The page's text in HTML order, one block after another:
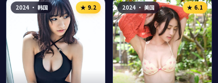
2024· 韩国 ★ 9.2 2024· 美国 ★ 6.1